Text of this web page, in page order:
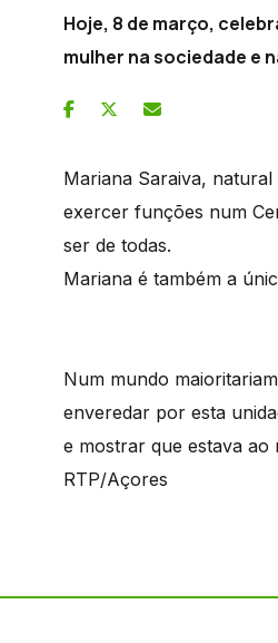
Hoje, 8 de março,
mulher na sociedade e
Mariana Saraiva,
exercer funções num
ser de todas.
Mariana é também a
Num mundo
enveredar por esta
e mostrar que estava ao
RTP/Açores